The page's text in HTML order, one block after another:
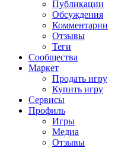
Публикации
Обсуждения
Комментарии
Отзывы
Теги
Сообщества
Маркет
Продать игру
Купить игру
Сервисы
Профиль
Игры
Медиа
Отзывы